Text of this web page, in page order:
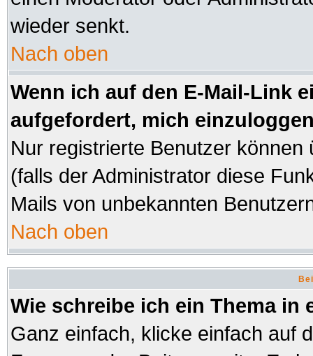
wieder senkt.
Nach oben
Wenn ich auf den E-Mail-Link
aufgefordert, mich
Nur registrierte Benutzer
(falls der Administrator diese
Mails von unbekannten
Nach oben
Wie schreibe ich ein Thema in
Ganz einfach, klicke einfach auf